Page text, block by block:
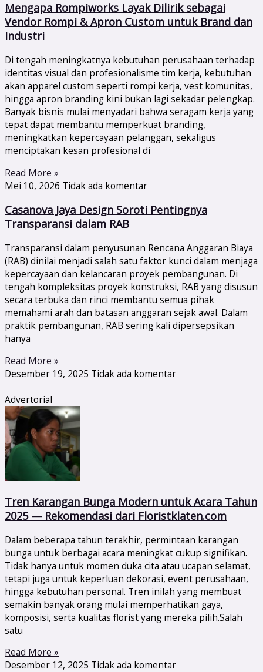
Mengapa Rompiworks Layak Dilirik sebagai
Vendor Rompi & Apron Custom untuk Brand dan
Industri
Di tengah meningkatnya kebutuhan perusahaan terhadap
identitas visual dan profesionalisme tim kerja, kebutuhan
akan apparel custom seperti rompi kerja, vest komunitas,
hingga apron branding kini bukan lagi sekadar pelengkap.
Banyak bisnis mulai menyadari bahwa seragam kerja yang
tepat dapat membantu memperkuat branding,
meningkatkan kepercayaan pelanggan, sekaligus
menciptakan kesan profesional di
Read More »
Mei 10, 2026 Tidak ada komentar
Casanova Jaya Design Soroti Pentingnya
Transparansi dalam RAB
Transparansi dalam penyusunan Rencana Anggaran Biaya
(RAB) dinilai menjadi salah satu faktor kunci dalam menjaga
kepercayaan dan kelancaran proyek pembangunan. Di
tengah kompleksitas proyek konstruksi, RAB yang disusun
secara terbuka dan rinci membantu semua pihak
memahami arah dan batasan anggaran sejak awal. Dalam
praktik pembangunan, RAB sering kali dipersepsikan
hanya
Read More »
Desember 19, 2025 Tidak ada komentar
Advertorial
Tren Karangan Bunga Modern untuk Acara Tahun
2025 — Rekomendasi dari Floristklaten.com
Dalam beberapa tahun terakhir, permintaan karangan
bunga untuk berbagai acara meningkat cukup signifikan.
Tidak hanya untuk momen duka cita atau ucapan selamat,
tetapi juga untuk keperluan dekorasi, event perusahaan,
hingga kebutuhan personal. Tren inilah yang membuat
semakin banyak orang mulai memperhatikan gaya,
komposisi, serta kualitas florist yang mereka pilih.Salah
satu
Read More »
Desember 12, 2025 Tidak ada komentar